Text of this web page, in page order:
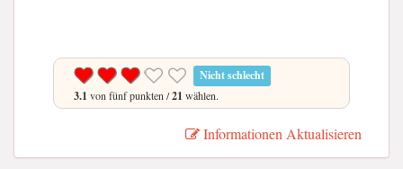
Nicht schlecht
3.1 von fünf punkten /21 wählen.
Informationen Aktualisieren